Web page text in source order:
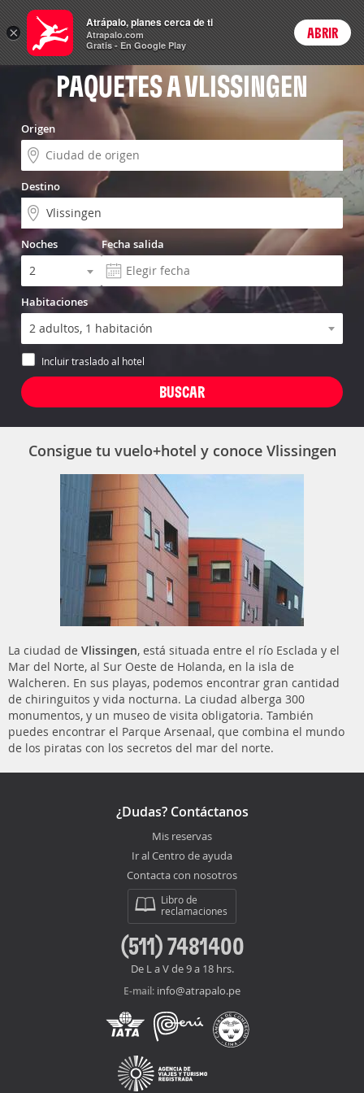
Vuelo+Hotel Login
PAQUETES A VLISSINGEN
Origen
Destino
Noches Fecha salida
Habitaciones
Incluir traslado al hotel
Consigue tu vuelo+hotel y conoce Vlissingen
La ciudad de Vlissingen, está situada entre el río Esclada y el
Mar del Norte, al Sur Oeste de Holanda, en la isla de
Walcheren. En sus playas, podemos encontrar gran cantidad
de chiringuitos y vida nocturna. La ciudad alberga 300
monumentos, y un museo de visita obligatoria. También
puedes encontrar el Parque Arsenaal, que combina el mundo
de los piratas con los secretos del mar del norte.
¿Dudas? Contáctanos
Mis reservas
Ir al Centro de ayuda
Contacta con nosotros
Libro de
reclamaciones
(511) 7481400
De L a V de 9 a 18 hrs.
E-mail: info@atrapalo.pe
×
Atrápalo, planes cerca de ti
Atrapalo.com
Gratis - En Google Play
ABRIR